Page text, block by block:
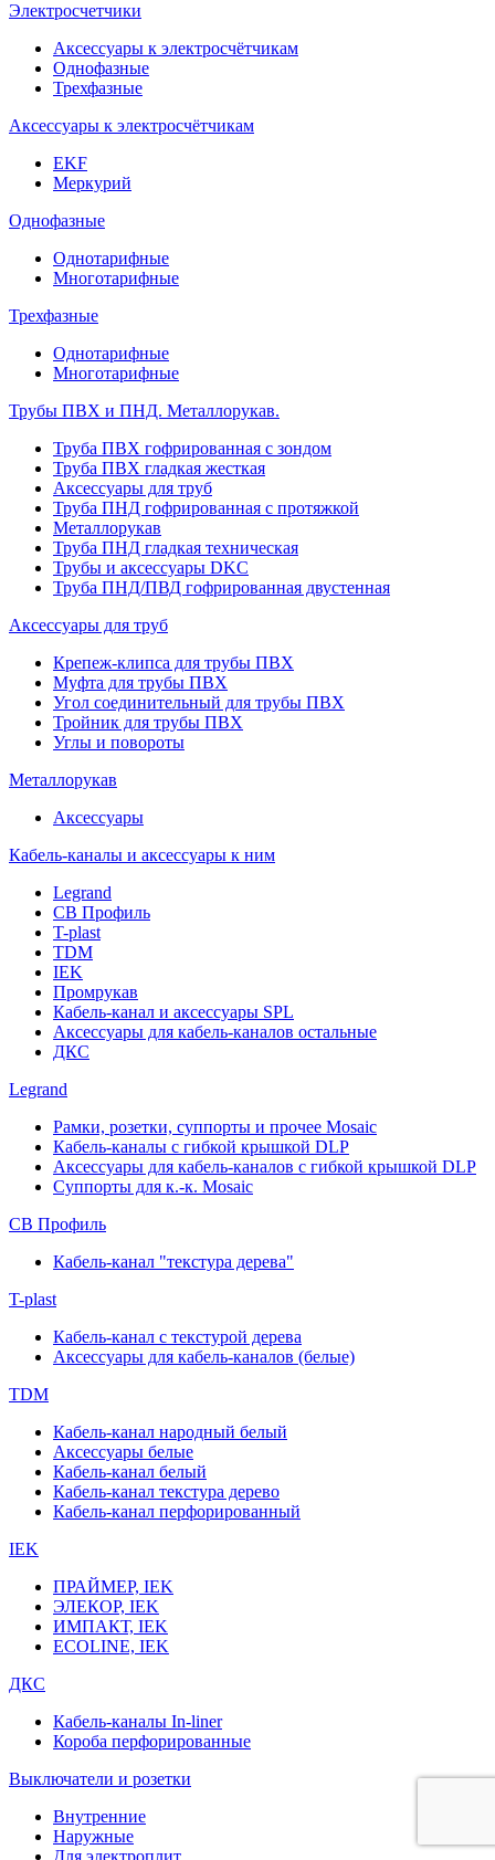
Электросчетчики
Аксессуары к электросчётчикам
Однофазные
Трехфазные
Аксессуары к электросчётчикам
EKF
Меркурий
Однофазные
Однотарифные
Многотарифные
Трехфазные
Однотарифные
Многотарифные
Трубы ПВХ и ПНД. Металлорукав.
Труба ПВХ гофрированная с зондом
Труба ПВХ гладкая жесткая
Аксессуары для труб
Труба ПНД гофрированная с протяжкой
Металлорукав
Труба ПНД гладкая техническая
Трубы и аксессуары DKC
Труба ПНД/ПВД гофрированная двустенная
Аксессуары для труб
Крепеж-клипса для трубы ПВХ
Муфта для трубы ПВХ
Угол соединительный для трубы ПВХ
Тройник для трубы ПВХ
Углы и повороты
Металлорукав
Аксессуары
Кабель-каналы и аксессуары к ним
Legrand
СВ Профиль
T-plast
TDM
IEK
Промрукав
Кабель-канал и аксессуары SPL
Аксессуары для кабель-каналов остальные
ДКС
Legrand
Рамки, розетки, суппорты и прочее Mosaic
Кабель-каналы с гибкой крышкой DLP
Аксессуары для кабель-каналов с гибкой крышкой DLP
Суппорты для к.-к. Mosaic
СВ Профиль
Кабель-канал "текстура дерева"
T-plast
Кабель-канал с текстурой дерева
Аксессуары для кабель-каналов (белые)
TDM
Кабель-канал народный белый
Аксессуары белые
Кабель-канал белый
Кабель-канал текстура дерево
Кабель-канал перфорированный
IEK
ПРАЙМЕР, IEK
ЭЛЕКОР, IEK
ИМПАКТ, IEK
ECOLINE, IEK
ДКС
Кабель-каналы In-liner
Короба перфорированные
Выключатели и розетки
Внутренние
Наружные
Для электроплит